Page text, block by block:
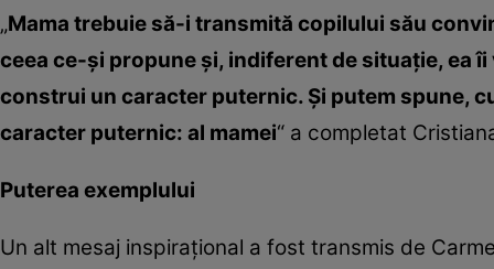
„Mama trebuie să-i transmită copilului său
ceea ce-şi propune şi, indiferent de situaţie, ea
construi un caracter puternic. Şi putem spune,
caracter puternic: al mamei“ a completat
Puterea exemplului
Un alt mesaj inspiraţional a fost transmis de